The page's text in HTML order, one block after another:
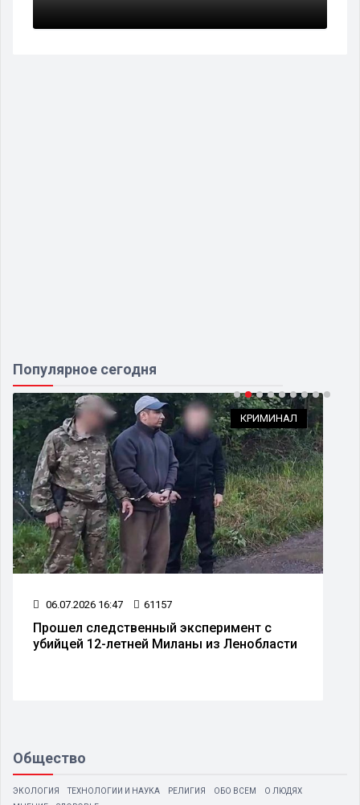
Популярное сегодня
КРИМИНАЛ
06.07.2026 16:47 61157
Прошел следственный эксперимент с
убийцей 12-летней Миланы из Ленобласти
Общество
ЭКОЛОГИЯ ТЕХНОЛОГИИ И НАУКА РЕЛИГИЯ ОБО ВСЕМ
О ЛЮДЯХ